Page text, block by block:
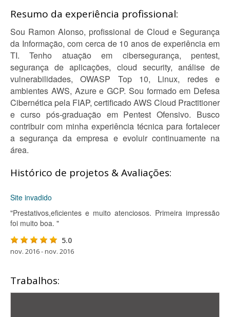
Resumo da experiência profissional:
Sou Ramon Alonso, profissional de Cloud e Segurança
da Informação, com cerca de 10 anos de experiência em
TI. Tenho atuação em cibersegurança, pentest,
segurança de aplicações, cloud security, análise de
vulnerabilidades, OWASP Top 10, Linux, redes e
ambientes AWS, Azure e GCP. Sou formado em Defesa
Cibernética pela FIAP, certificado AWS Cloud Practitioner
e curso pós-graduação em Pentest Ofensivo. Busco
contribuir com minha experiência técnica para fortalecer
a segurança da empresa e evoluir continuamente na
área.
Histórico de projetos & Avaliações:
Site invadido
"Prestativos,eficientes e muito atenciosos. Primeira impressão
foi muito boa. "
5.0
nov. 2016 - nov. 2016
Trabalhos: